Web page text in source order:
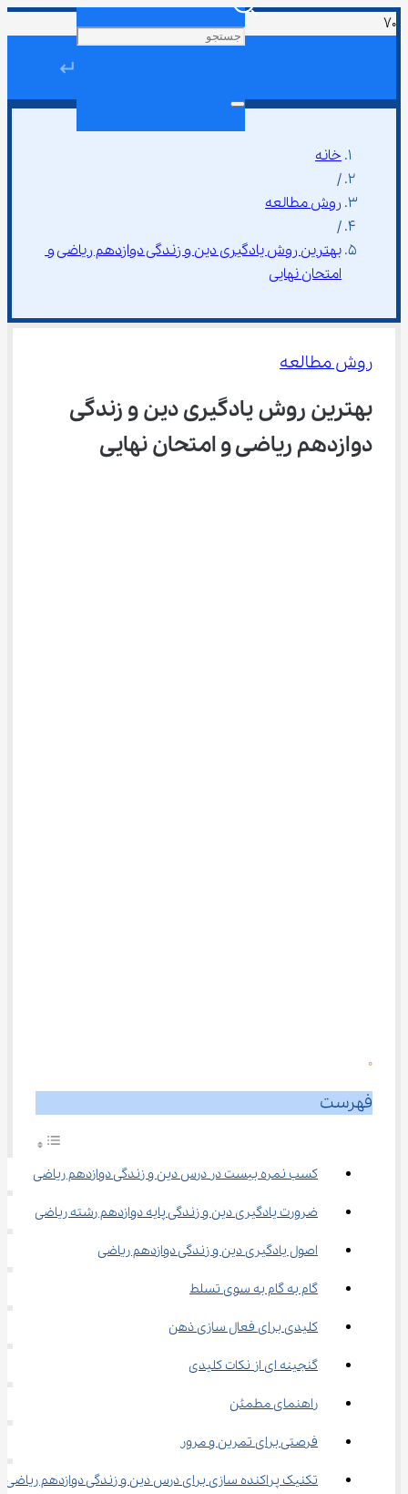
↵
خانه
/
روش مطالعه
/
بهترین روش یادگیری دین و زندگی دوازدهم ریاضی و
امتحان نهایی
روش مطالعه
بهترین روش یادگیری دین و زندگی
دوازدهم ریاضی و امتحان نهایی
0
فهرست
کسب نمره بیست در درس دین و زندگی دوازدهم ریاضی
ضرورت یادگیری دین و زندگی پایه دوازدهم رشته ریاضی
اصول یادگیری دین و زندگی دوازدهم ریاضی
گام به گام به سوی تسلط
کلیدی برای فعال ‌سازی ذهن
گنجینه ‌ای از نکات کلیدی
راهنمای مطمئن
فرصتی برای تمرین و مرور
تکنیک پراکنده‌ سازی برای درس دین و زندگی دوازدهم ریاضی